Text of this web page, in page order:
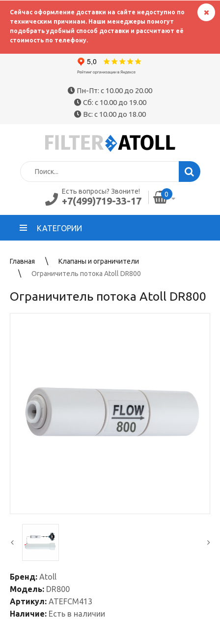
Сейчас оформление доставки на сайте недоступно по
техническим причинам. Наши менеджеры помогут
подобрать удобный способ доставки и рассчитают её
стоимость по телефону.
Пн-Пт: с 10.00 до 20.00
Сб: с 10.00 до 19.00
Вс: с 10.00 до 18.00
Есть вопросы? Звоните!
+7(499)719-33-17
0
КАТЕГОРИИ
Главная
Клапаны и ограничители
Ограничитель потока Atoll DR800
Ограничитель потока Atoll DR800
Бренд: Atoll
Модель: DR800
Артикул: ATEFCM413
Наличие: Есть в наличии